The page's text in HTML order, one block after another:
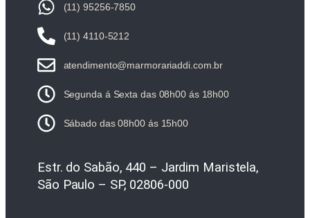
(11) 95256-7850
(11) 4110-5212
atendimento@marmorariaddi.com.br
Segunda á Sexta das 08h00 ás 18h00
Sábado das 08h00 ás 15h00
Estr. do Sabão, 440 – Jardim Maristela,
São Paulo – SP, 02806-000